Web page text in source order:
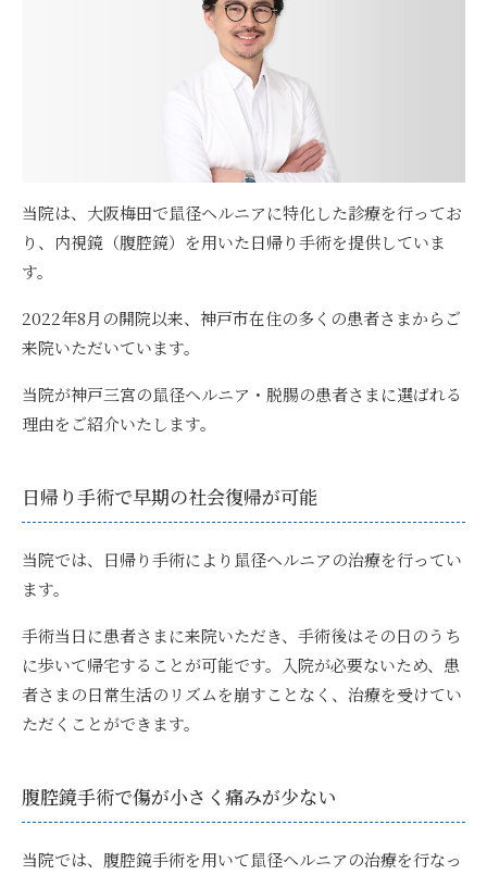
当院は、大阪梅田で鼠径ヘルニアに特化した診療を行ってお
り、内視鏡（腹腔鏡）を用いた日帰り手術を提供していま
す。
2022年8月の開院以来、神戸市在住の多くの患者さまからご
来院いただいています。
当院が神戸三宮の鼠径ヘルニア・脱腸の患者さまに選ばれる
理由をご紹介いたします。
日帰り手術で早期の社会復帰が可能
当院では、 日帰り手術により鼠径ヘルニアの治療を行ってい
ます。
手術当日に患者さまに来院いただき、手術後はその日のうち
に歩いて帰宅することが可能です。入院が必要ないため、患
者さまの日常生活のリズムを崩すことなく、治療を受けてい
ただくことができます。
腹腔鏡手術で傷が小さく痛みが少ない
当院では、 腹腔鏡手術を用いて鼠径ヘルニアの治療を行なっ